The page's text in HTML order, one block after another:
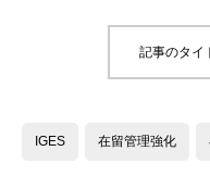
記事のタイ
IGES 在留管理強化